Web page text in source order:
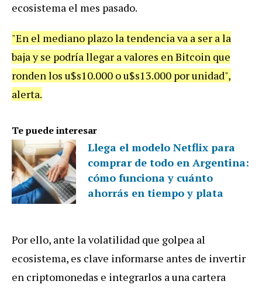
ecosistema el mes pasado.
"En el mediano plazo la tendencia va a ser a la
baja y se podría llegar a valores en Bitcoin que
ronden los u$s10.000 o u$s13.000 por unidad",
alerta.
Te puede interesar
Llega el modelo Netflix para
comprar de todo en Argentina:
cómo funciona y cuánto
ahorrás en tiempo y plata
Por ello, ante la volatilidad que golpea al
ecosistema, es clave informarse antes de invertir
en criptomonedas e integrarlos a una cartera